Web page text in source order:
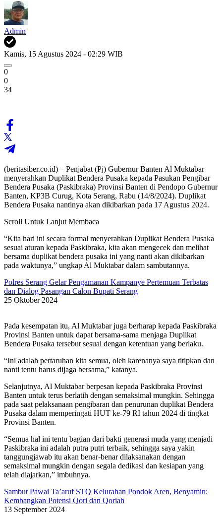
Admin
Kamis, 15 Agustus 2024 - 02:29 WIB
0
0
34
(beritasiber.co.id) – Penjabat (Pj) Gubernur Banten Al Muktabar
menyerahkan Duplikat Bendera Pusaka kepada Pasukan Pengibar
Bendera Pusaka (Paskibraka) Provinsi Banten di Pendopo Gubernur
Banten, KP3B Curug, Kota Serang, Rabu (14/8/2024). Duplikat
Bendera Pusaka nantinya akan dikibarkan pada 17 Agustus 2024.
Scroll Untuk Lanjut Membaca
“Kita hari ini secara formal menyerahkan Duplikat Bendera Pusaka
sesuai aturan kepada Paskibraka, kita akan mengecek dan melihat
bersama duplikat bendera pusaka ini yang nanti akan dikibarkan
pada waktunya,” ungkap Al Muktabar dalam sambutannya.
Polres Serang Gelar Pengamanan Kampanye Pertemuan Terbatas
dan Dialog Pasangan Calon Bupati Serang
25 Oktober 2024
Pada kesempatan itu, Al Muktabar juga berharap kepada Paskibraka
Provinsi Banten untuk dapat bersama-sama menjaga Duplikat
Bendera Pusaka tersebut sesuai dengan ketentuan yang berlaku.
“Ini adalah pertaruhan kita semua, oleh karenanya saya titipkan dan
nanti tentu harus dijaga bersama,” katanya.
Selanjutnya, Al Muktabar berpesan kepada Paskibraka Provinsi
Banten untuk terus berlatih dengan semaksimal mungkin. Sehingga
pada saat pelaksanaan pengibaran dan penurunan duplikat Bendera
Pusaka dalam memperingati HUT ke-79 RI tahun 2024 di tingkat
Provinsi Banten.
“Semua hal ini tentu bagian dari bakti generasi muda yang menjadi
Paskibraka ini adalah putra putri terbaik, sehingga saya yakin
tanggungjawab itu akan benar-benar dilaksanakan dengan
semaksimal mungkin dengan segala dedikasi dan kesiapan yang
telah diajarkan,” imbuhnya.
Sambut Pawai Ta’aruf STQ Kelurahan Pondok Aren, Benyamin:
Kembangkan Potensi Qori dan Qoriah
13 September 2024